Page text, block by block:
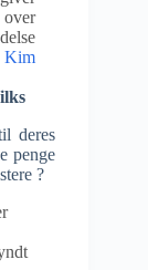
Kim
deres
penge
?